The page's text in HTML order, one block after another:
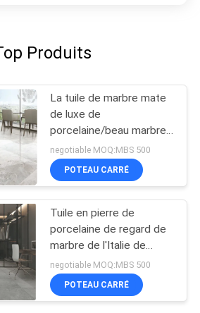
Produits
La tuile de marbre mate
de luxe de
porcelaine/beau marbre
aiment le carreau de
céramique
negotiable MOQ:MBS 500
POTEAU CARRÉ
Tuile en pierre de
porcelaine de regard de
marbre de l'Italie de
Breccia avec surface
polie/mate
negotiable MOQ:MBS 500
POTEAU CARRÉ